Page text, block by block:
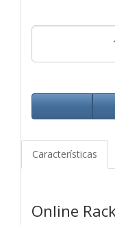
Características
Online